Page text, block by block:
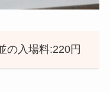
の入場料:220円